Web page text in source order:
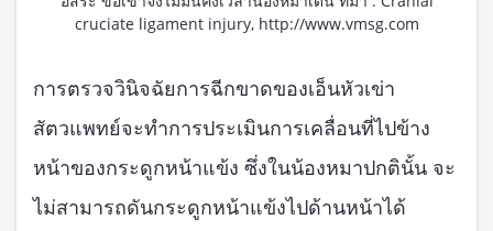
cruciate ligament injury, http://www.vmsg.com
การตรวจวินิจฉัยการฉีกขาดของเอ็นหัวเข่า
สัตวแพทย์จะทำการประเมินการเคลื่อนที่ไปข้าง
หน้าของกระดูกหน้าแข้ง ซึ่งในน้องหมาปกตินั้น จะ
ไม่สามารถดันกระดูกหน้าแข้งไปด้านหน้าได้